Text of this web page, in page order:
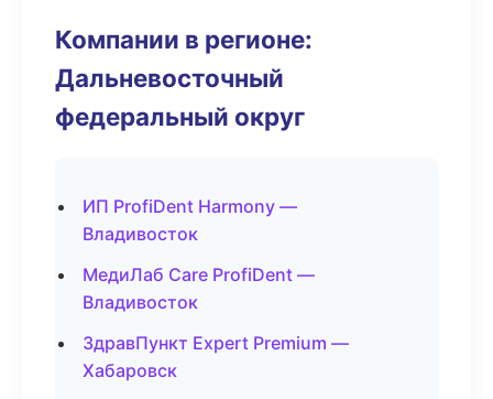
Компании в регионе:
Дальневосточный
федеральный округ
ИП ProfiDent Harmony —
Владивосток
МедиЛаб Care ProfiDent —
Владивосток
ЗдравПункт Expert Premium —
Хабаровск